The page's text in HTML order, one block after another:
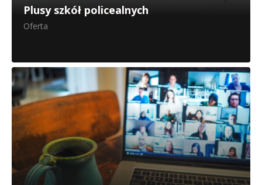
Plusy szkół policealnych
Oferta